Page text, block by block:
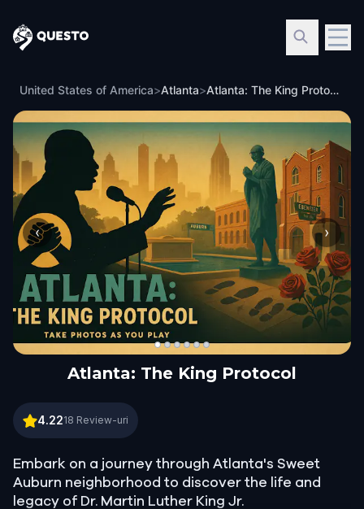
Questo
United States of America>Atlanta> Atlanta: The King Protocol
‹ ›
Atlanta: The King Protocol
Atlanta: The King Protocol
4.2218 Review-uri
Embark on a journey through Atlanta's Sweet
Auburn neighborhood to discover the life and
legacy of Dr. Martin Luther King Jr.